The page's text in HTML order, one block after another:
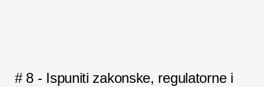
# 8 - Ispuniti zakonske, regulatorne i